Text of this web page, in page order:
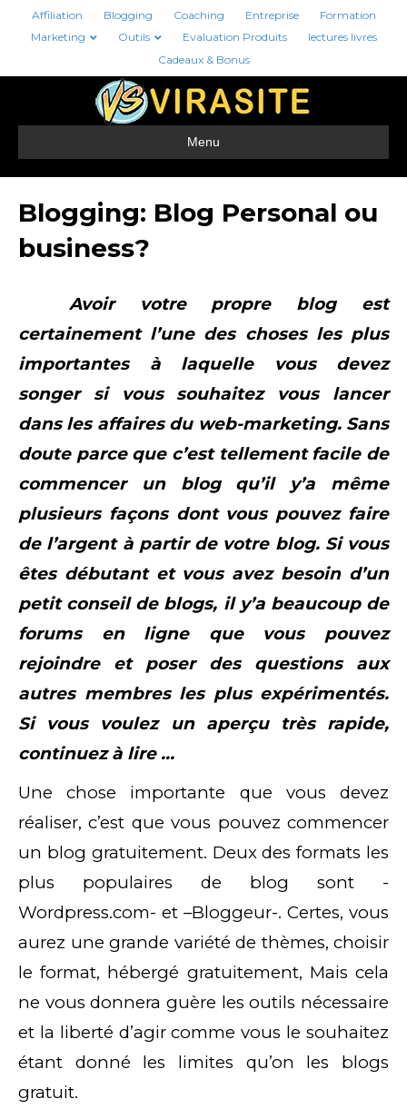
Affiliation Blogging Coaching Entreprise
Formation
Marketing
Outils Evaluation Produits
lectures livres
Cadeaux & Bonus
Menu
Blogging: Blog Personal ou
business?
Avoir votre propre blog est
certainement l’une des choses les plus
importantes à laquelle vous devez
songer si vous souhaitez vous lancer
dans les affaires du web-marketing. Sans
doute parce que c’est tellement facile de
commencer un blog qu’il y’a même
plusieurs façons dont vous pouvez faire
de l’argent à partir de votre blog. Si vous
êtes débutant et vous avez besoin d’un
petit conseil de blogs, il y’a beaucoup de
forums en ligne que vous pouvez
rejoindre et poser des questions aux
autres membres les plus expérimentés.
Si vous voulez un aperçu très rapide,
continuez à lire …
Une chose importante que vous devez
réaliser, c’est que vous pouvez commencer
un blog gratuitement. Deux des formats les
plus populaires de blog sont -
Wordpress.com- et –Bloggeur-. Certes, vous
aurez une grande variété de thèmes, choisir
le format, hébergé gratuitement, Mais cela
ne vous donnera guère les outils nécessaire
et la liberté d’agir comme vous le souhaitez
étant donné les limites qu’on les blogs
gratuit.